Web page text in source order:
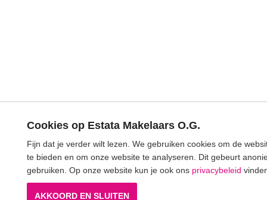
Cookies op Estata Makelaars O.G.
Fijn dat je verder wilt lezen. We gebruiken cookies om de
te bieden en om onze website te analyseren. Dit gebeurt
gebruiken. Op onze website kun je ook ons privacybeleid
AKKOORD EN SLUITEN